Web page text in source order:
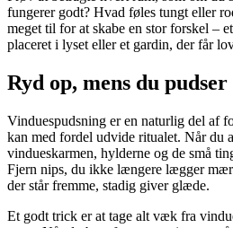
fungerer godt? Hvad føles tungt eller
meget til for at skabe en stor forskel –
placeret i lyset eller et gardin, der får
Ryd op, mens du pudser
Vinduespudsning er en naturlig del af
kan med fordel udvide ritualet. Når du
vindueskarmen, hylderne og de små
Fjern nips, du ikke længere lægger
der står fremme, stadig giver glæde.
Et godt trick er at tage alt væk fra